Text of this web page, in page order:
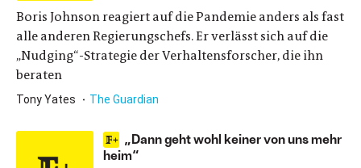
Boris Johnson reagiert auf die Pandemie anders als fast
alle anderen Regierungschefs. Er verlässt sich auf die
„Nudging“-Strategie der Verhaltensforscher, die ihn
beraten
Tony Yates The Guardian
„Dann geht wohl keiner von uns mehr
heim“